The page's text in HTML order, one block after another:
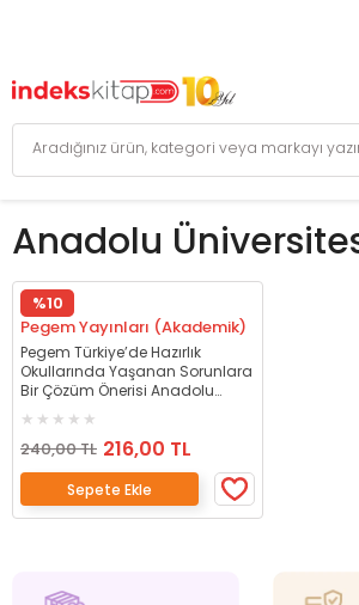
Anadolu
%10
Pegem Yayınları (Akademik)
Pegem Türkiye’de Hazırlık
Okullarında Yaşanan Sorunlara
Bir Çözüm Önerisi Anadolu
Aydın Pegem Akademi Yayınları
240,00 TL 216,00 TL
Sepete Ekle